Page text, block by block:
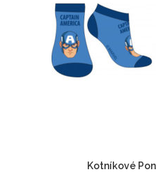
Kotníkové